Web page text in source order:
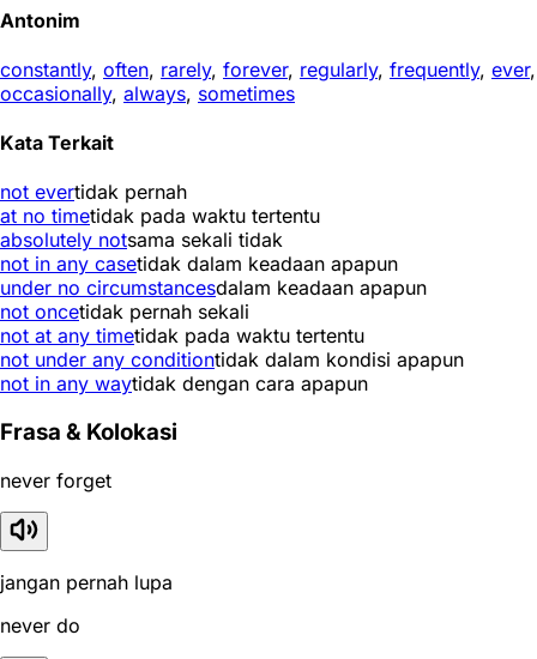
Antonim
constantly, often, rarely, forever, regularly, frequently, ever,
occasionally, always, sometimes
Kata Terkait
not evertidak pernah
at no timetidak pada waktu tertentu
absolutely notsama sekali tidak
not in any casetidak dalam keadaan apapun
under no circumstancesdalam keadaan apapun
not oncetidak pernah sekali
not at any timetidak pada waktu tertentu
not under any conditiontidak dalam kondisi apapun
not in any waytidak dengan cara apapun
Frasa & Kolokasi
never forget
jangan pernah lupa
never do